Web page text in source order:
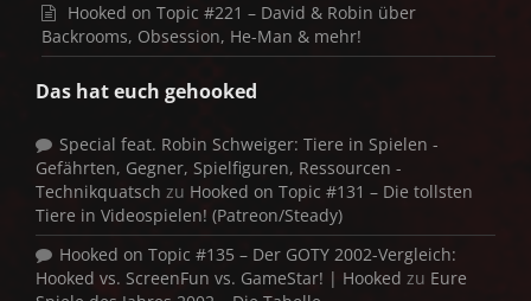
Hooked on Topic #221 – David & Robin über
Backrooms, Obsession, He-Man & mehr!
Das hat euch gehooked
Special feat. Robin Schweiger: Tiere in Spielen -
Gefährten, Gegner, Spielfiguren, Ressourcen -
Technikquatsch zu Hooked on Topic #131 – Die tollsten
Tiere in Videospielen! (Patreon/Steady)
Hooked on Topic #135 – Der GOTY 2002-Vergleich:
Hooked vs. ScreenFun vs. GameStar! | Hooked zu Eure